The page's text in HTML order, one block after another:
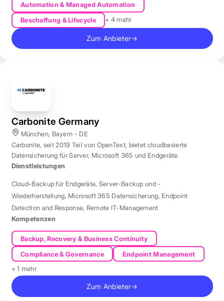
Automation & Managed Automation
Beschaffung & Lifecycle
+ 4 mehr
Zum Anbieter→
Carbonite Germany
München, Bayern - DE
Carbonite, seit 2019 Teil von OpenText, bietet cloudbasierte
Datensicherung für Server, Microsoft 365 und Endgeräte.
Dienstleistungen
Cloud-Backup für Endgeräte, Server-Backup und -
Wiederherstellung, Microsoft 365 Datensicherung, Endpoint
Detection and Response, Remote IT-Management
Kompetenzen
Backup, Recovery & Business Continuity
Compliance & Governance
Endpoint Management
+ 1 mehr
Zum Anbieter→